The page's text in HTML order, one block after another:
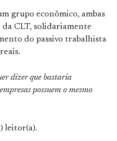
grupo econômico, ambas
da CLT, solidariamente
do passivo trabalhista
dizer que bastaria
possuem o mesmo
leitor(a).